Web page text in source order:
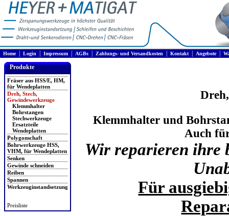
Home| Login Impressum AGBs Zahlungs- und Versandkosten Kontakt| Angebote|
Produkte
Fräser aus HSS/E, HM,
für Wendeplatten
Dreh, Stech,
Gewindewerkzeuge
Klemmhalter
Bohrstangen
Stechwerkzeuge
Ersatzteile
Wendeplatten
Polygonschaft
Bohrwerkzeuge HSS,
VHM, für Wendeplatten
Senken
Gewinde schneiden
Reiben
Spannen
Werkzeuginstandsetzung
Preisliste
Klemmhalter und
Auch
Wir reparieren ihre
Für